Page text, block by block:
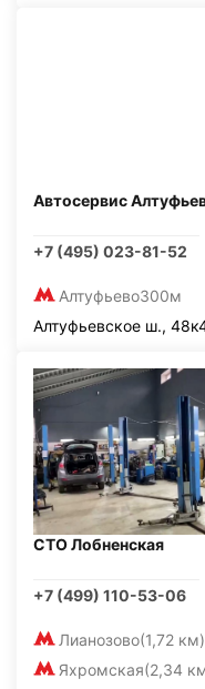
Автосервис
+7 (495) 023-81-52
Алтуфьево300м
Алтуфьевское ш.,
СТО Лобненская
+7 (499) 110-53-06
Лианозово(1,72 км)
Яхромская(2,34